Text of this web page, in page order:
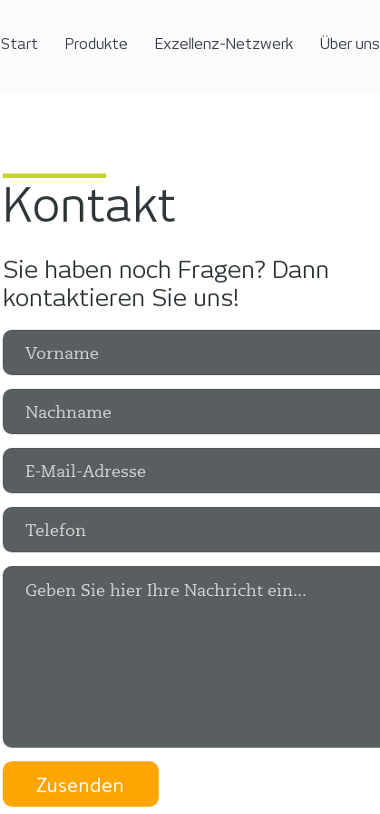
Start Produkte Exzellenz-Netzwerk Über uns
Kontakt
Sie haben noch Fragen? Dann
kontaktieren Sie uns!
Zusenden